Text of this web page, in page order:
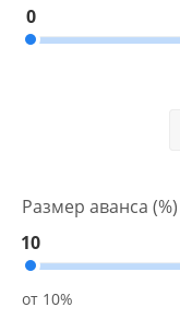
0
Размер аванса (%)
10